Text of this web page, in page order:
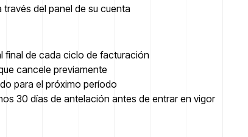
del panel de su cuenta
final de cada ciclo de facturación
cancele previamente
para el próximo período
30 días de antelación antes de entrar en vigor